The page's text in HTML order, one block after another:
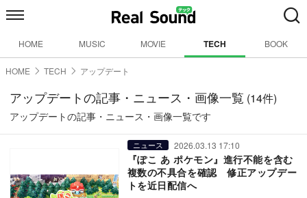
HOME MUSIC MOVIE TECH BOOK
HOME TECH アップデート
アップデートの記事・ニュース・画像一覧 (14件)
アップデートの記事・ニュース・画像一覧です
ニュース 2026.03.13 17:10
『ぽこ あ ポケモン』進行不能を含む
複数の不具合を確認 修正アップデー
トを近日配信へ